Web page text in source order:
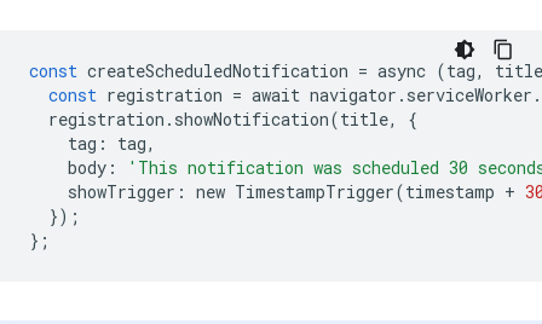
const createScheduledNotification = async (tag,
title
const registration = await navigator . serviceWorker .
registration . showNotification(title,
{
tag : tag,
body :
'This notification was scheduled 30
showTrigger : new TimestampTrigger(timestamp +
});
};